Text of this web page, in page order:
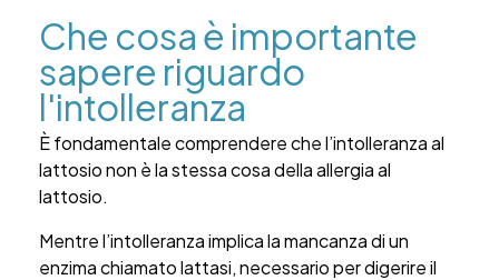
Che cosa è importante
sapere riguardo
l'intolleranza
È fondamentale comprendere che l’intolleranza al
lattosio non è la stessa cosa della allergia al
lattosio.
Mentre l’intolleranza implica la mancanza di un
enzima chiamato lattasi, necessario per digerire il